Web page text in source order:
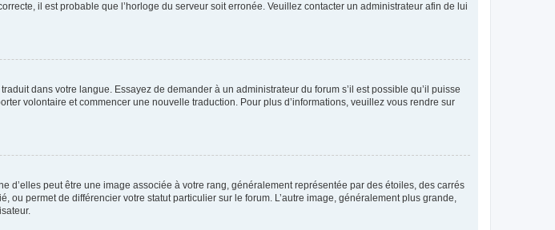
il est probable que l’horloge du serveur soit erronée. Veuillez contacter un administrateur afin de lui
dans votre langue. Essayez de demander à un administrateur du forum s’il est possible qu’il puisse
volontaire et commencer une nouvelle traduction. Pour plus d’informations, veuillez vous rendre sur
d’elles peut être une image associée à votre rang, généralement représentée par des étoiles, des carrés
permet de différencier votre statut particulier sur le forum. L’autre image, généralement plus grande,